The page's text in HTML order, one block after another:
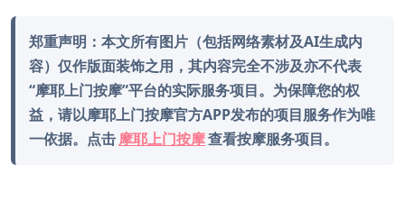
郑重声明：本文所有图片（包括网络素材及AI生成内
容）仅作版面装饰之用，其内容完全不涉及亦不代表
“摩耶上门按摩”平台的实际服务项目。为保障您的权
益，请以摩耶上门按摩官方APP发布的项目服务作为唯
一依据。点击摩耶上门按摩查看按摩服务项目。